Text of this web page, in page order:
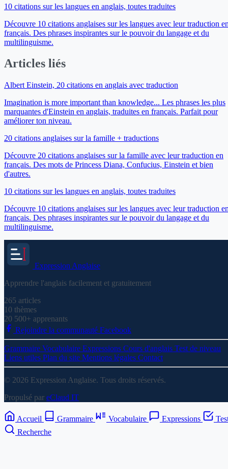
10 citations sur les langues en anglais, toutes traduites
Découvre 10 citations anglaises sur les langues avec leur traduction
français. Des phrases inspirantes sur le pouvoir du langage et du
multilinguisme.
Articles liés
Albert Einstein, 20 citations en anglais avec traduction
Imagination is more important than knowledge... Les phrases les plus
marquantes d'Einstein en anglais, traduites en français. Parfait pour
améliorer ton niveau.
20 citations anglaises sur la famille + traductions
Découvre 20 citations anglaises sur la famille avec leur traduction en
français. Des mots de Princess Diana, Confucius, Einstein et bien
d'autres.
10 citations sur les langues en anglais, toutes traduites
Découvre 10 citations anglaises sur les langues avec leur traduction
français. Des phrases inspirantes sur le pouvoir du langage et du
multilinguisme.
Expression Anglaise
Apprendre l'anglais facilement et gratuitement
265 articles
10 thèmes
20 500+ apprenants
Rejoindre la communauté Facebook
Grammaire Vocabulaire Expressions Cours d'anglais Test de niveau
Liens utiles Plan du site Mentions légales Contact
© 2026 Expression Anglaise. Tous droits réservés.
Propulsé par eClaud IT
Accueil Grammaire Vocabulaire Expressions
Recherche